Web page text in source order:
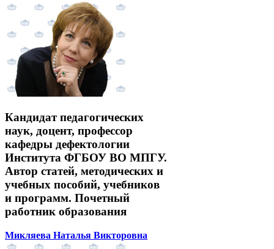
Кандидат педагогических
наук, доцент, профессор
кафедры дефектологии
Института ФГБОУ ВО МПГУ.
Автор статей, методических и
учебных пособий, учебников
и программ. Почетный
работник образования
Микляева Наталья Викторовна